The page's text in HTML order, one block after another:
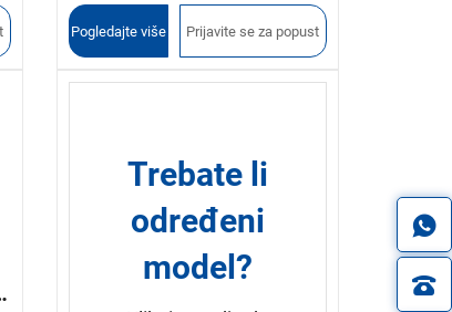
conditions, offering superior
protection against rust and wear.
Customizable Sizes: Available in
a wide range of dimensions, wall
Precision Engineering
Manufactured to tight
tolerances, ensuring consistent
performance across all products.
Wide Range of Applications
Perfect for use in architectural
design, exterior and interior
Pogledajte više Prijavite se za popust
Trebate li
određeni
model?